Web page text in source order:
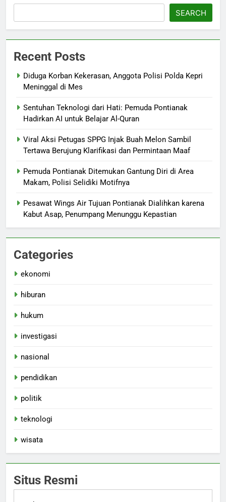
SEARCH
Recent Posts
Diduga Korban Kekerasan, Anggota Polisi Polda Kepri
Meninggal di Mes
Sentuhan Teknologi dari Hati: Pemuda Pontianak
Hadirkan AI untuk Belajar Al-Quran
Viral Aksi Petugas SPPG Injak Buah Melon Sambil
Tertawa Berujung Klarifikasi dan Permintaan Maaf
Pemuda Pontianak Ditemukan Gantung Diri di Area
Makam, Polisi Selidiki Motifnya
Pesawat Wings Air Tujuan Pontianak Dialihkan karena
Kabut Asap, Penumpang Menunggu Kepastian
Categories
ekonomi
hiburan
hukum
investigasi
nasional
pendidikan
politik
teknologi
wisata
Situs Resmi